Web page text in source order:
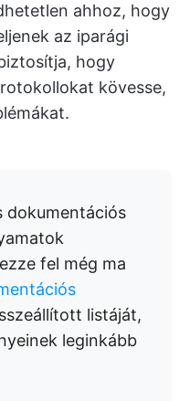
ahhoz, hogy
az iparági
hogy
kövesse,
dokumentációs
fel még ma
listáját,
leginkább